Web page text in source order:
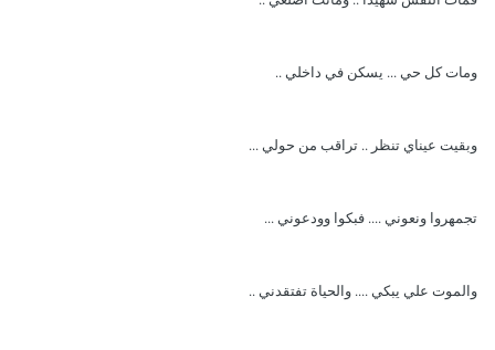
ومات كل حي ... يسكن في داخلي ..
وبقيت عيناي تنظر .. تراقب من حولي ...
تجمهروا ونعوني .... فبكوا وودعوني ...
والموت علي يبكي .... والحياة تفتقدني ..